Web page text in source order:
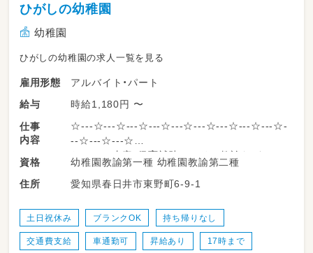
ひがしの幼稚園
幼稚園
ひがしの幼稚園の求人一覧を見る
雇用形態
アルバイト・パート
給与
時給1,180円 〜
仕事
内容
☆---☆---☆---☆---☆---☆---☆---☆---☆---☆-
--☆---☆---☆
おしごと内容：保育補助／フリー教諭など
☆---☆---☆---☆---☆---☆---☆---☆---☆---☆-
--☆---☆---☆
資格
幼稚園教諭第一種 幼稚園教諭第二種
住所
愛知県春日井市東野町6-9-1
土日祝休み ブランクOK 持ち帰りなし
交通費支給 車通勤可 昇給あり 17時まで